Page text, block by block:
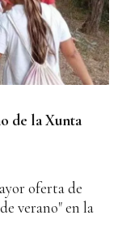
de la Xunta
oferta de
verano" en la